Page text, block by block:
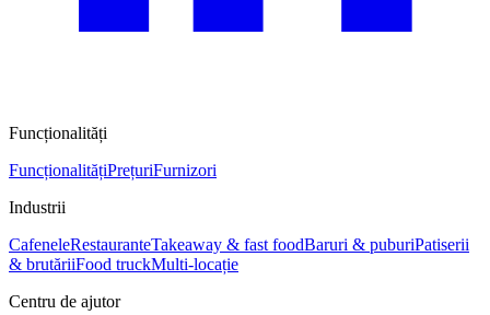
Funcționalități
FuncționalitățiPrețuriFurnizori
Industrii
CafeneleRestauranteTakeaway & fast foodBaruri & puburiPatiserii
& brutăriiFood truckMulti-locație
Centru de ajutor